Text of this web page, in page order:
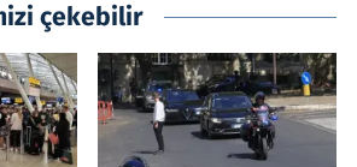
çekebilir